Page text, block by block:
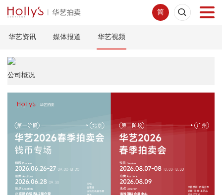
简
首页
网络拍卖
服务指南
新闻中心
华艺资讯 媒体报道 华艺视频
公司概况